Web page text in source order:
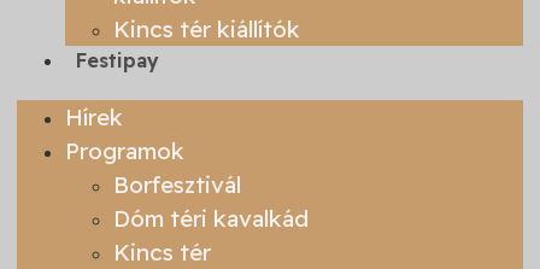
Kincs tér kiállítók
Festipay
Hírek
Programok
Borfesztivál
Dóm téri kavalkád
Kincs tér